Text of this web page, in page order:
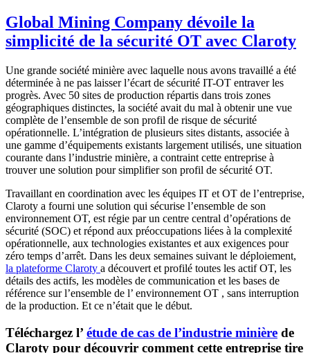
Global Mining Company dévoile la
simplicité de la sécurité OT avec Claroty
Une grande société minière avec laquelle nous avons travaillé a été
déterminée à ne pas laisser l’écart de sécurité IT-OT entraver les
progrès. Avec 50 sites de production répartis dans trois zones
géographiques distinctes, la société avait du mal à obtenir une vue
complète de l’ensemble de son profil de risque de sécurité
opérationnelle. L’intégration de plusieurs sites distants, associée à
une gamme d’équipements existants largement utilisés, une situation
courante dans l’industrie minière, a contraint cette entreprise à
trouver une solution pour simplifier son profil de sécurité OT.
Travaillant en coordination avec les équipes IT et OT de l’entreprise,
Claroty a fourni une solution qui sécurise l’ensemble de son
environnement OT, est régie par un centre central d’opérations de
sécurité (SOC) et répond aux préoccupations liées à la complexité
opérationnelle, aux technologies existantes et aux exigences pour
zéro temps d’arrêt. Dans les deux semaines suivant le déploiement,
la plateforme Claroty a découvert et profilé toutes les actif OT, les
détails des actifs, les modèles de communication et les bases de
référence sur l’ensemble de l’ environnement OT , sans interruption
de la production. Et ce n’était que le début.
Téléchargez l’ étude de cas de l’industrie minière de
Claroty pour découvrir comment cette entreprise tire